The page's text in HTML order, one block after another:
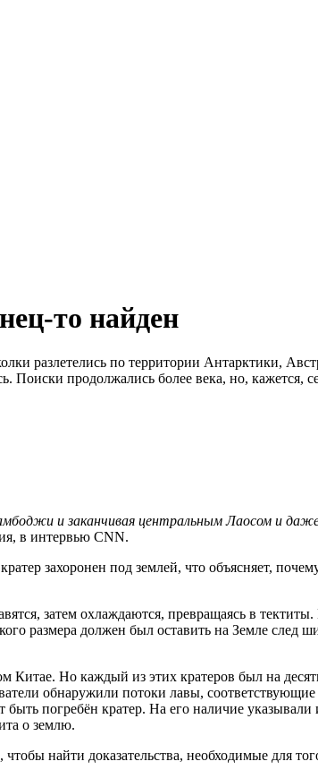
то найден
разлетелись по территории Антарктики,
Поиски продолжались более века, но, кажется,
и заканчивая центральным Лаосом и
в интервью CNN.
захоронен под землей, что объясняет,
затем охлаждаются, превращаясь в
размера должен был оставить на Земле след
Но каждый из этих кратеров был на
обнаружили потоки лавы,
погребён кратер. На его наличие
о землю.
найти доказательства, необходимые для